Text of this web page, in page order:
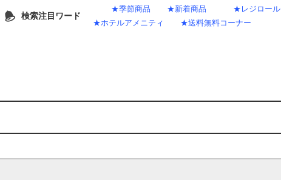
検索注目ワード
★季節商品 ★新着商品
★レジロール
★ホテルアメニティ
★送料無料コーナー